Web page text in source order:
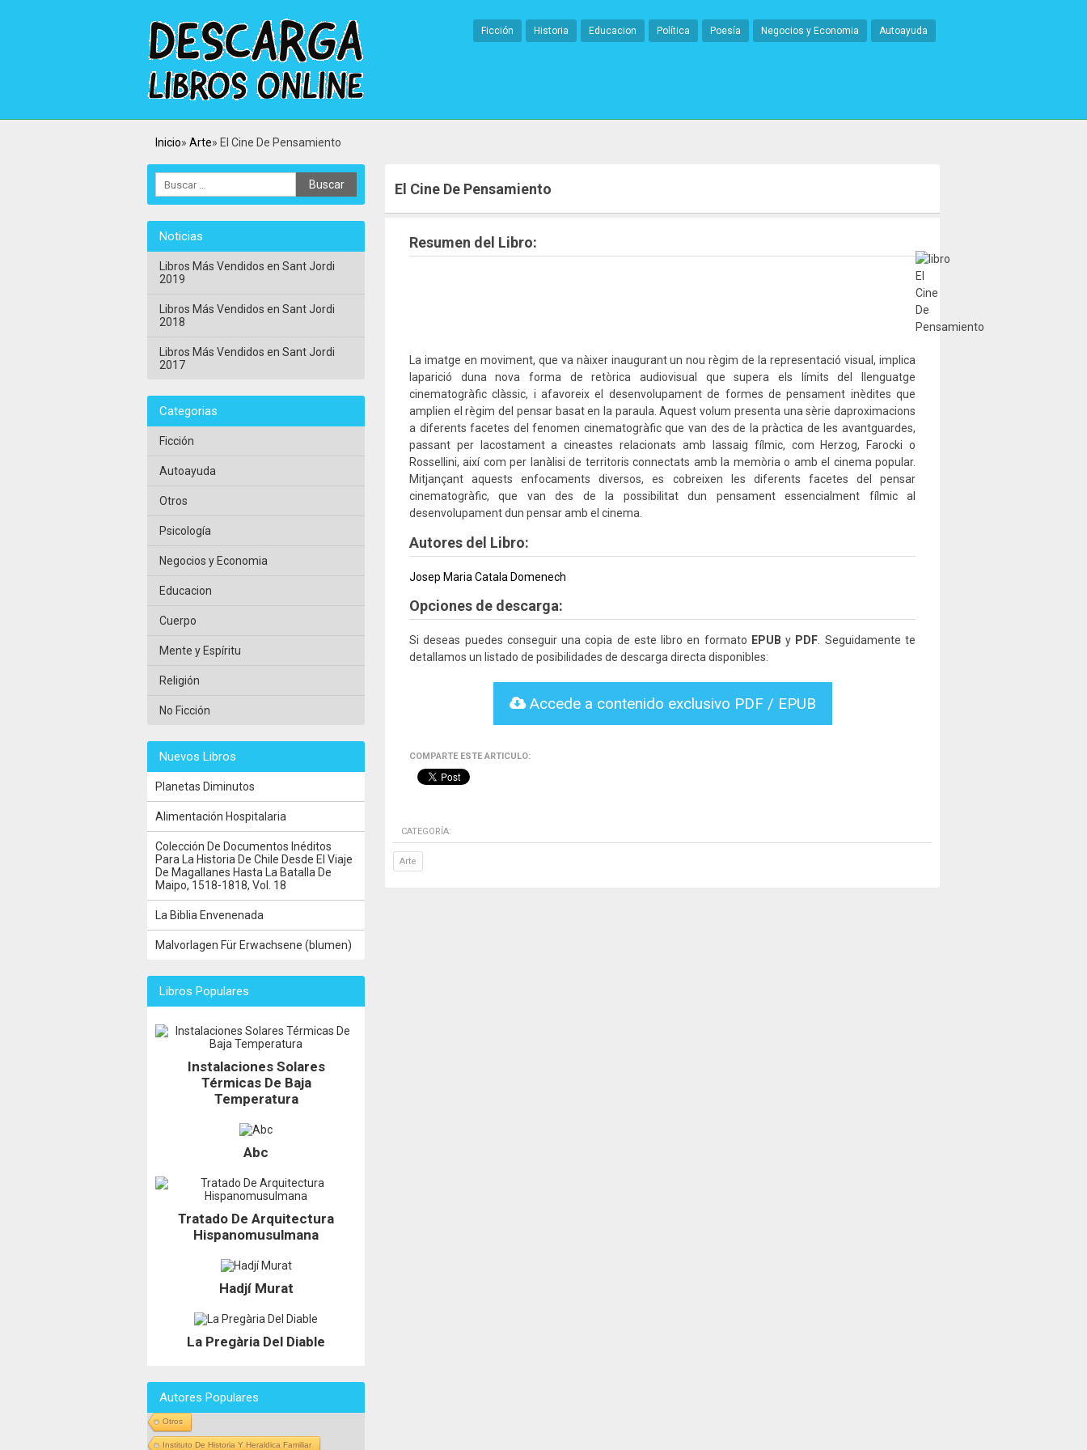
Ficción Historia Educacion Política Poesía Negocios y Economia Autoayuda
Inicio Arte El Cine De Pensamiento
El Cine De Pensamiento
Resumen del Libro:
La imatge en moviment, que va nàixer inaugurant un nou règim de la representació visual, implica
laparició duna nova forma de retòrica audiovisual que supera els límits del llenguatge
cinematogràfic clàssic, i afavoreix el desenvolupament de formes de pensament inèdites que
amplien el règim del pensar basat en la paraula. Aquest volum presenta una sèrie daproximacions
a diferents facetes del fenomen cinematogràfic que van des de la pràctica de les avantguardes,
passant per lacostament a cineastes relacionats amb lassaig fílmic, com Herzog, Farocki o
Rossellini, així com per lanàlisi de territoris connectats amb la memòria o amb el cinema popular.
Mitjançant aquests enfocaments diversos, es cobreixen les diferents facetes del pensar
cinematogràfic, que van des de la possibilitat dun pensament essencialment fílmic al
desenvolupament dun pensar amb el cinema.
Autores del Libro:
Josep Maria Catala Domenech
Opciones de descarga:
Si deseas puedes conseguir una copia de este libro en formato EPUB y PDF . Seguidamente te
detallamos un listado de posibilidades de descarga directa disponibles:
Accede a contenido exclusivo PDF / EPUB
COMPARTE ESTE ARTICULO:
CATEGORÍA:
Arte
Noticias
Libros Más Vendidos en Sant Jordi
2019
Libros Más Vendidos en Sant Jordi
2018
Libros Más Vendidos en Sant Jordi
2017
Categorias
Ficción
Autoayuda
Otros
Psicología
Negocios y Economia
Educacion
Cuerpo
Mente y Espíritu
Religión
No Ficción
Nuevos Libros
Planetas Diminutos
Alimentación Hospitalaria
Colección De Documentos Inéditos
Para La Historia De Chile Desde El Viaje
De Magallanes Hasta La Batalla De
Maipo, 1518-1818, Vol. 18
La Biblia Envenenada
Malvorlagen Für Erwachsene (blumen)
Libros Populares
Instalaciones Solares
Térmicas De Baja
Temperatura
Abc
Tratado De Arquitectura
Hispanomusulmana
Hadjí Murat
La Pregària Del Diable
Autores Populares
Otros
Instituto De Historia Y Heraldica Familiar